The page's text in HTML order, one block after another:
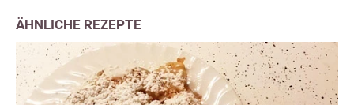
ÄHNLICHE REZEPTE